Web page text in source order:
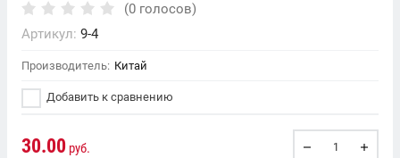
(0 голосов)
Артикул: 9-4
Производитель: Китай
Добавить к сравнению
30.00 руб.